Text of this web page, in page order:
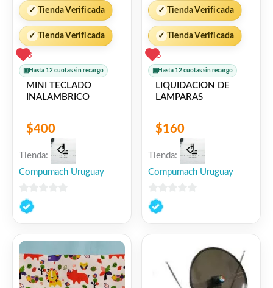
✓ Tienda Verificada
✓ Tienda Verificada
3
▣ Hasta 12 cuotas sin recargo
MINI TECLADO
INALAMBRICO
$400
Tienda:
Compumach Uruguay
0
de
✓ Tienda Verificada
✓ Tienda Verificada
5
▣ Hasta 12 cuotas sin recargo
LIQUIDACION DE
LAMPARAS
$160
Tienda:
Compumach Uruguay
0
de